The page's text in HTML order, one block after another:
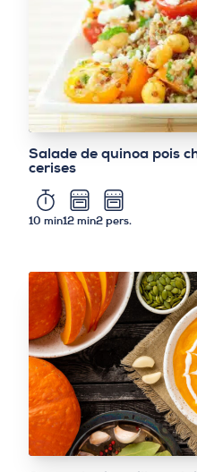
Salade de quinoa pois
cerises
10 min12 min2 pers.